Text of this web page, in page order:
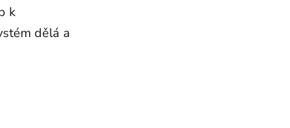
k
dělá a